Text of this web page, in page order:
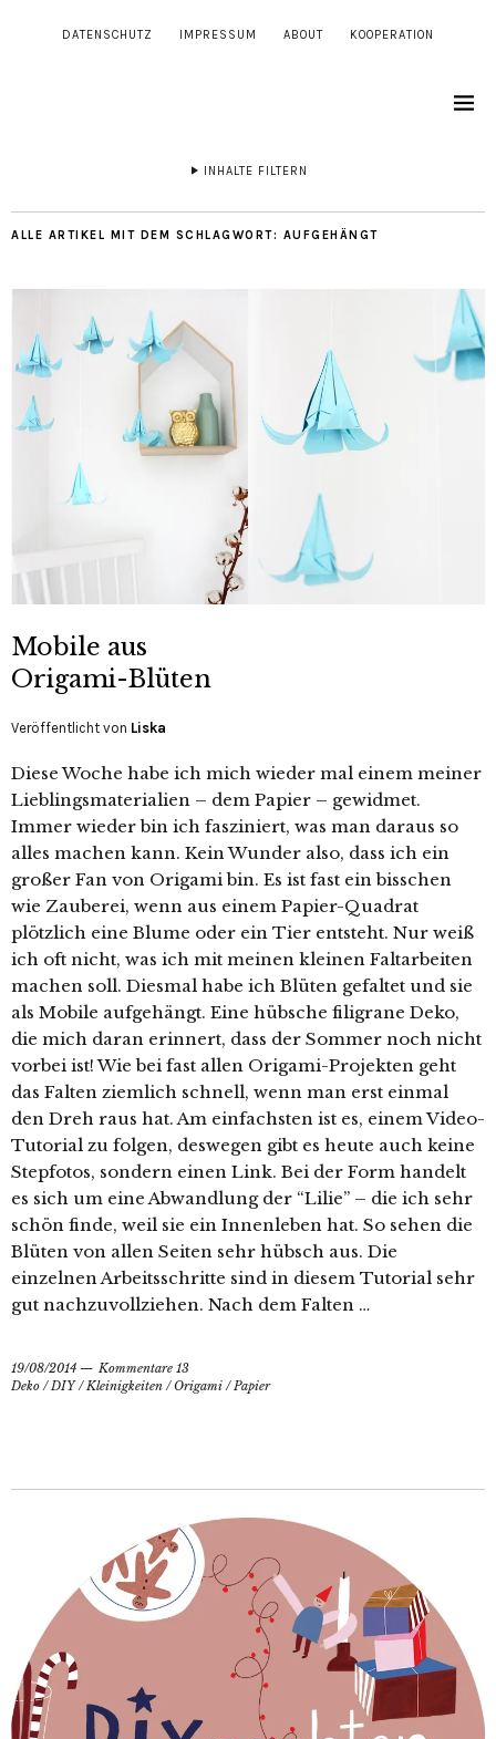
DATENSCHUTZ IMPRESSUM ABOUT KOOPERATION
INHALTE FILTERN
ALLE ARTIKEL MIT DEM SCHLAGWORT: AUFGEHÄNGT
Mobile aus
Origami-Blüten
Veröffentlicht von Liska
Diese Woche habe ich mich wieder mal einem meiner
Lieblingsmaterialien – dem Papier – gewidmet.
Immer wieder bin ich fasziniert, was man daraus so
alles machen kann. Kein Wunder also, dass ich ein
großer Fan von Origami bin. Es ist fast ein bisschen
wie Zauberei, wenn aus einem Papier-Quadrat
plötzlich eine Blume oder ein Tier entsteht. Nur weiß
ich oft nicht, was ich mit meinen kleinen Faltarbeiten
machen soll. Diesmal habe ich Blüten gefaltet und sie
als Mobile aufgehängt. Eine hübsche filigrane Deko,
die mich daran erinnert, dass der Sommer noch nicht
vorbei ist! Wie bei fast allen Origami-Projekten geht
das Falten ziemlich schnell, wenn man erst einmal
den Dreh raus hat. Am einfachsten ist es, einem Video-
Tutorial zu folgen, deswegen gibt es heute auch keine
Stepfotos, sondern einen Link. Bei der Form handelt
es sich um eine Abwandlung der “Lilie” – die ich sehr
schön finde, weil sie ein Innenleben hat. So sehen die
Blüten von allen Seiten sehr hübsch aus. Die
einzelnen Arbeitsschritte sind in diesem Tutorial sehr
gut nachzuvollziehen. Nach dem Falten …
19/08/2014
Kommentare 13
Deko /DIY/Kleinigkeiten /Origami /Papier